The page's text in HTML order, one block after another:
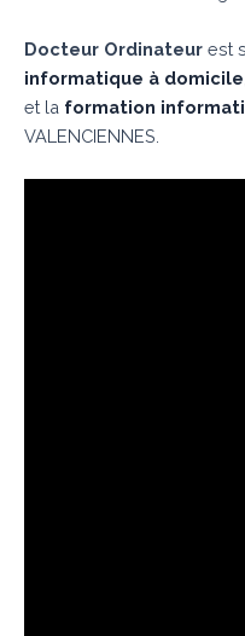
Docteur Ordinateur est
informatique à domicile
et la formation
VALENCIENNES.